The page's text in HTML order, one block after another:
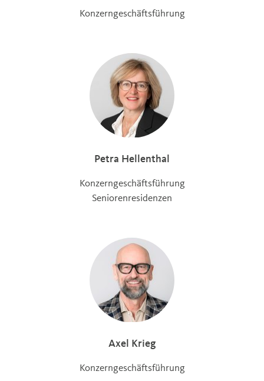
Konzerngeschäftsführung
Petra Hellenthal
Konzerngeschäftsführung
Seniorenresidenzen
Axel Krieg
Konzerngeschäftsführung